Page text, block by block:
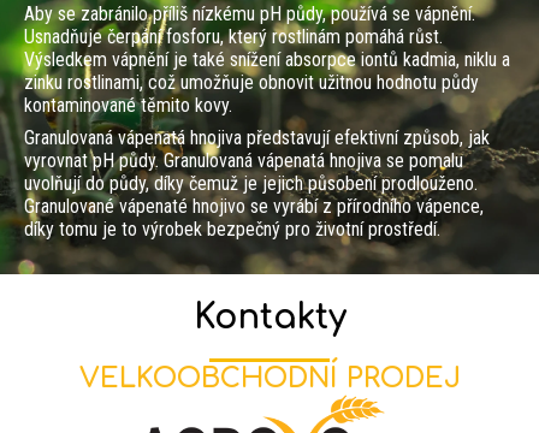
Aby se zabránilo příliš nízkému pH půdy, používá se vápnění.
Usnadňuje čerpání fosforu, který rostlinám pomáhá růst.
Výsledkem vápnění je také snížení absorpce iontů kadmia, niklu a
zinku rostlinami, což umožňuje obnovit užitnou hodnotu půdy
kontaminované těmito kovy.
Granulovaná vápenatá hnojiva představují efektivní způsob, jak
vyrovnat pH půdy. Granulovaná vápenatá hnojiva se pomalu
uvolňují do půdy, díky čemuž je jejich působení prodlouženo.
Granulované vápenaté hnojivo se vyrábí z přírodního vápence,
díky tomu je to výrobek bezpečný pro životní prostředí.
Kontakty
VELKOOBCHODNÍ PRODEJ